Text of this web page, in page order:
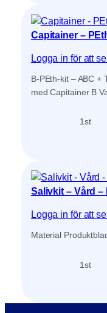
Capitainer –
Logga in för att
B-PEth-kit – ABC +
med Capitainer B
1st
Salivkit – Vård
Logga in för att
Material
1st